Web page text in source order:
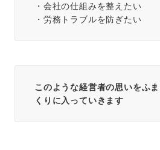
・会社の仕組みを整えたい
・労務トラブルを防ぎたい
このような経営者の思いをふ
くりに入っていきます